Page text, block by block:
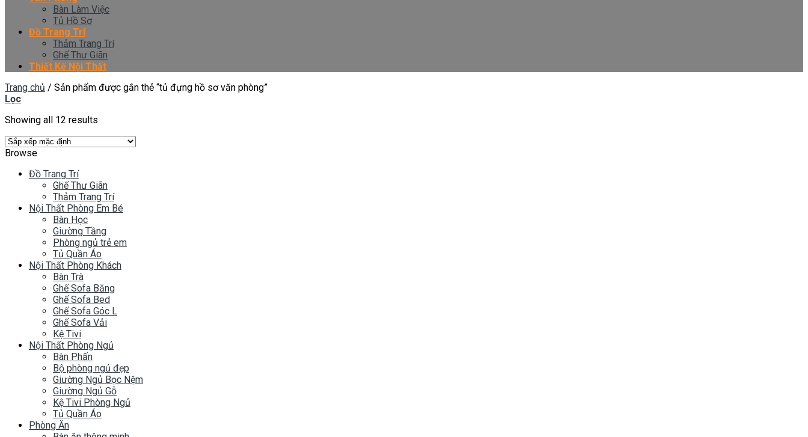
Bàn Làm Việc
Tủ Hồ Sơ
Đồ Trang Trí
Thảm Trang Trí
Ghế Thư Giãn
Thiết Kế Nội Thất
Trang chủ / Sản phẩm được gắn thẻ “tủ đựng hồ sơ văn phòng”
Lọc
Showing all 12 results
Browse
Đồ Trang Trí
Ghế Thư Giãn
Thảm Trang Trí
Nội Thất Phòng Em Bé
Bàn Học
Giường Tầng
Phòng ngủ trẻ em
Tủ Quần Áo
Nội Thất Phòng Khách
Bàn Trà
Ghế Sofa Băng
Ghế Sofa Bed
Ghế Sofa Góc L
Ghế Sofa Vải
Kệ Tivi
Nội Thất Phòng Ngủ
Bàn Phấn
Bộ phòng ngủ đẹp
Giường Ngủ Bọc Nệm
Giường Ngủ Gỗ
Kệ Tivi Phòng Ngủ
Tủ Quần Áo
Phòng Ăn